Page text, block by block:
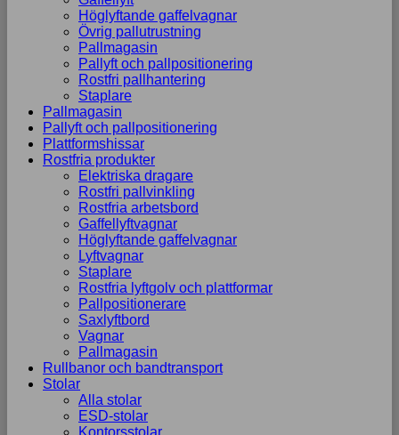
Höglyftande gaffelvagnar
Övrig pallutrustning
Pallmagasin
Pallyft och pallpositionering
Rostfri pallhantering
Staplare
Pallmagasin
Pallyft och pallpositionering
Plattformshissar
Rostfria produkter
Elektriska dragare
Rostfri pallvinkling
Rostfria arbetsbord
Gaffellyftvagnar
Höglyftande gaffelvagnar
Lyftvagnar
Staplare
Rostfria lyftgolv och plattformar
Pallpositionerare
Saxlyftbord
Vagnar
Pallmagasin
Rullbanor och bandtransport
Stolar
Alla stolar
ESD-stolar
Kontorsstolar